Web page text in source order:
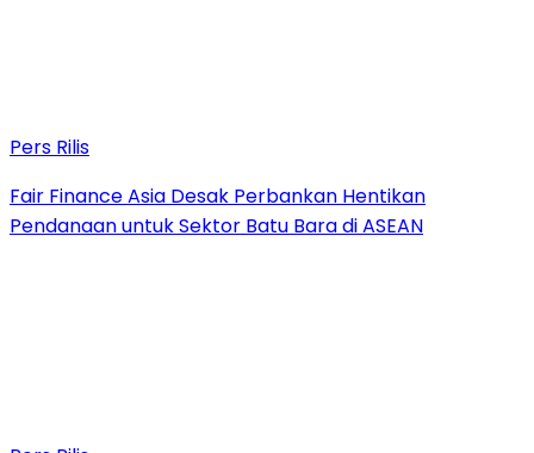
Pers Rilis
Fair Finance Asia Desak Perbankan Hentikan
Pendanaan untuk Sektor Batu Bara di ASEAN